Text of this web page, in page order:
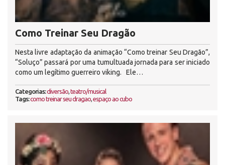
Como Treinar Seu Dragão
Nesta livre adaptação da animação “Como treinar Seu Dragão”,
“Soluço” passará por uma tumultuada jornada para ser iniciado
como um legítimo guerreiro viking. Ele…
Categorias:diversão,teatro/musical
Tags:como treinar seu dragao,espaço ao cubo